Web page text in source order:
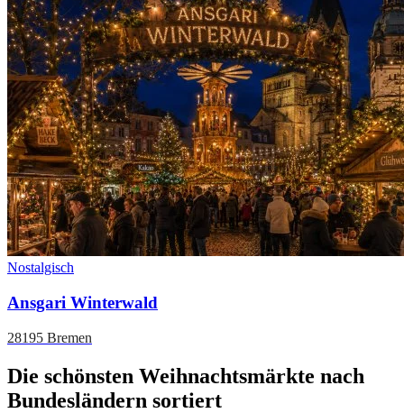
Nostalgisch
Ansgari Winterwald
28195 Bremen
Die schönsten Weihnachtsmärkte nach
Bundesländern sortiert